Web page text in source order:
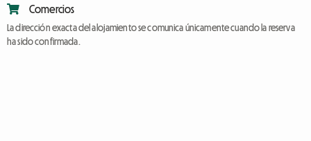
Comercios
La dirección exacta del alojamiento se comunica únicamente cuando la reserva
ha sido confirmada.